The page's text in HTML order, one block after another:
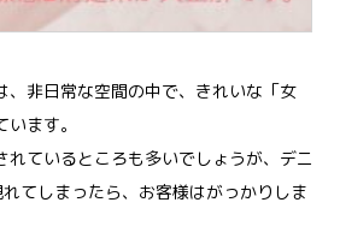
、非日常な空間の中で、きれいな「女
ます。
れているところも多いでしょうが、デニ
てしまったら、お客様はがっかりしま